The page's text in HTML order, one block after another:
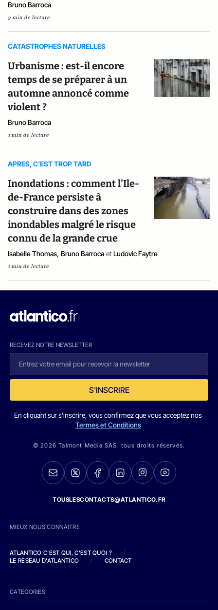
Bruno Barroca
9 min de lecture
CATASTROPHES NATURELLES
Urbanisme : est-il encore
temps de se préparer à un
automne annoncé comme
violent ?
Bruno Barroca
1 min de lecture
APRES, C'EST TROP TARD
Inondations : comment l'Ile-
de-France persiste à
construire dans des zones
inondables malgré le risque
connu de la grande crue
Isabelle Thomas, Bruno Barroca et Ludovic Faytre
1 min de lecture
RECEVEZ NOTRE NEWSLETTER
S'INSCRIRE
En cliquant sur s'inscrire, vous confirmez que vous acceptez nos
Termes et Conditions
© 2026 Talmont Media SAS. tous droits réservés.
TOUSLESCONTACTS@ATLANTICO.FR
MIEUX NOUS CONNAITRE
ATLANTICO C'EST QUI, C'EST QUOI ?
/
LE RESEAU D'ATLANTICO
/ CONTACT
CATEGORIES